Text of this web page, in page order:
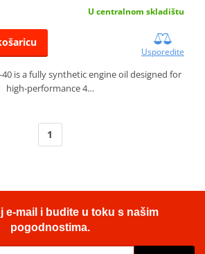
U centralnom skladištu
Usporedite
40 is a fully synthetic engine oil designed for
high-performance 4…
1
e-mail i budite u toku s našim
pogodnostima.